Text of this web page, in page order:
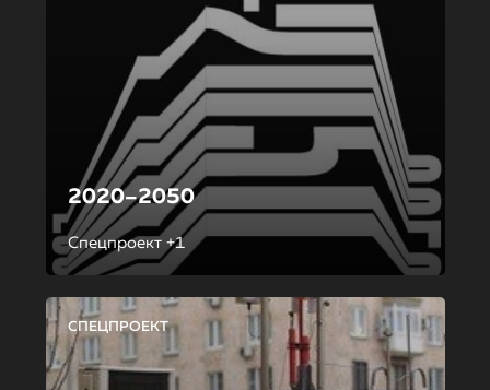
2020–2050
Спецпроект +1
СПЕЦПРОЕКТ